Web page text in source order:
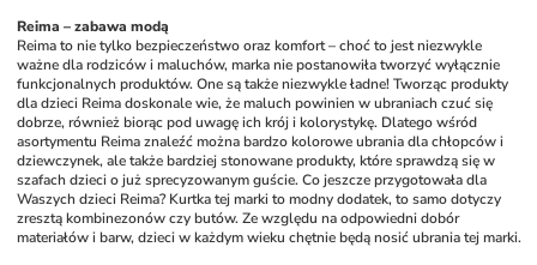
Reima – zabawa modą
Reima to nie tylko bezpieczeństwo oraz komfort – choć to jest niezwykle
ważne dla rodziców i maluchów, marka nie postanowiła tworzyć wyłącznie
funkcjonalnych produktów. One są także niezwykle ładne! Tworząc produkty
dla dzieci Reima doskonale wie, że maluch powinien w ubraniach czuć się
dobrze, również biorąc pod uwagę ich krój i kolorystykę. Dlatego wśród
asortymentu Reima znaleźć można bardzo kolorowe ubrania dla chłopców i
dziewczynek, ale także bardziej stonowane produkty, które sprawdzą się w
szafach dzieci o już sprecyzowanym guście. Co jeszcze przygotowała dla
Waszych dzieci Reima? Kurtka tej marki to modny dodatek, to samo dotyczy
zresztą kombinezonów czy butów. Ze względu na odpowiedni dobór
materiałów i barw, dzieci w każdym wieku chętnie będą nosić ubrania tej marki.